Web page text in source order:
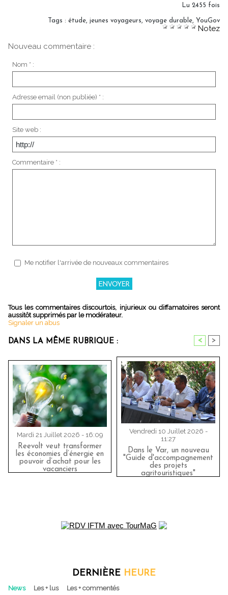
Lu 2455 fois
Tags : étude, jeunes voyageurs, voyage durable, YouGov
Notez
Nouveau commentaire :
Nom * :
Adresse email (non publiée) * :
Site web :
Commentaire * :
Me notifier l'arrivée de nouveaux commentaires
Tous les commentaires discourtois, injurieux ou diffamatoires seront
aussitôt supprimés par le modérateur.
Signaler un abus
DANS LA MÊME RUBRIQUE : < >
Mardi 21 Juillet 2026 - 16:09
Reevolt veut transformer
les économies d’énergie en
pouvoir d’achat pour les
vacanciers
Vendredi 10 Juillet 2026 -
11:27
Dans le Var, un nouveau
"Guide d'accompagnement
des projets
agritouristiques"
DERNIÈRE HEURE
News Les + lus Les + commentés